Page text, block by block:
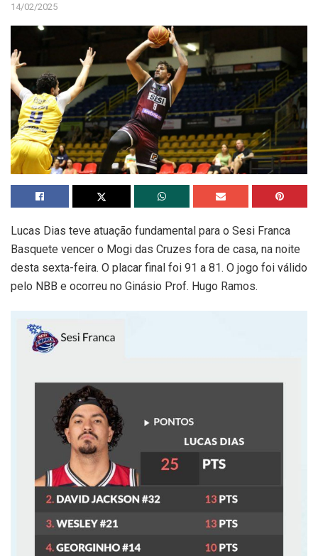
14/02/2025
Lucas Dias teve atuação fundamental para o Sesi Franca
Basquete vencer o Mogi das Cruzes fora de casa, na noite
desta sexta-feira. O placar final foi 91 a 81. O jogo foi válido
pelo NBB e ocorreu no Ginásio Prof. Hugo Ramos.